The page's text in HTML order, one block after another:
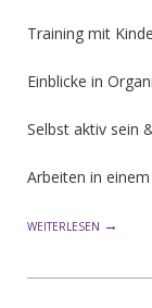
Training mit
Einblicke in
Selbst aktiv sein
Arbeiten in
WEITERLESEN →